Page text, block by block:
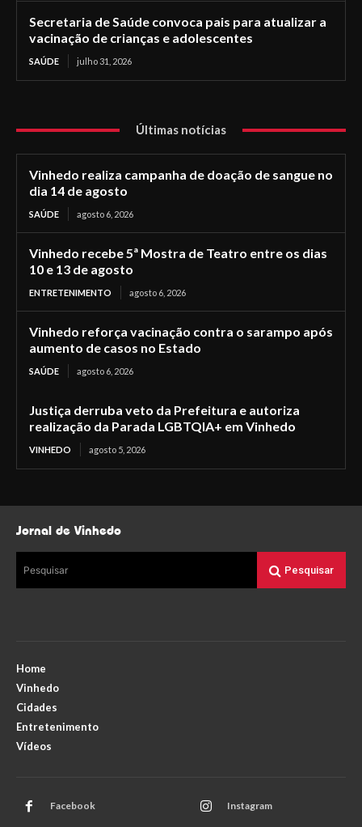
Secretaria de Saúde convoca pais para atualizar a
vacinação de crianças e adolescentes
SAÚDE julho 31, 2026
Últimas notícias
Vinhedo realiza campanha de doação de sangue no
dia 14 de agosto
SAÚDE agosto 6, 2026
Vinhedo recebe 5ª Mostra de Teatro entre os dias
10 e 13 de agosto
ENTRETENIMENTO agosto 6, 2026
Vinhedo reforça vacinação contra o sarampo após
aumento de casos no Estado
SAÚDE agosto 6, 2026
Justiça derruba veto da Prefeitura e autoriza
realização da Parada LGBTQIA+ em Vinhedo
VINHEDO agosto 5, 2026
Jornal de Vinhedo
Pesquisar Pesquisar
Home
Vinhedo
Cidades
Entretenimento
Vídeos
Facebook Instagram